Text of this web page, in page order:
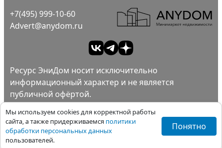
Мы используем cookies для корректной работы
сайта, а также придерживаемся политики
обработки персональных данных
пользователей.
Понятно
+7(495) 999-10-60
Advert@anydom.ru
Ресурс ЭниДом носит исключительно
информационный характер и не является
публичной офёртой.
Пользовательское соглашение.
Политика конфиденциальности.
Все права защищены ©ЭниДом 2012-2026